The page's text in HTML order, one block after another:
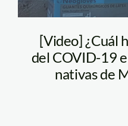
[Video] ¿Cuál
del COVID-19
nativas de